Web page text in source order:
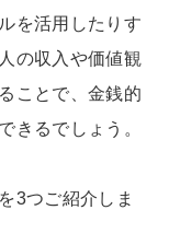
を活用したりす
の収入や価値観
ことで、金銭的
きるでしょう。
3つご紹介しま